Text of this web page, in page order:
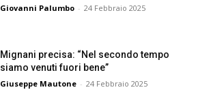
Giovanni Palumbo - 24 Febbraio 2025
Mignani precisa: “Nel secondo tempo
siamo venuti fuori bene”
Giuseppe Mautone - 24 Febbraio 2025